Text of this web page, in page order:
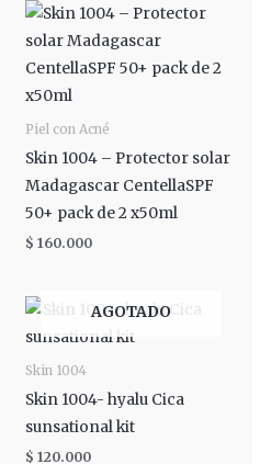
Piel con Acné
Skin 1004 – Protector solar
Madagascar CentellaSPF
50+ pack de 2 x50ml
$ 160.000
AGOTADO
Skin 1004
Skin 1004- hyalu Cica
sunsational kit
$ 120.000